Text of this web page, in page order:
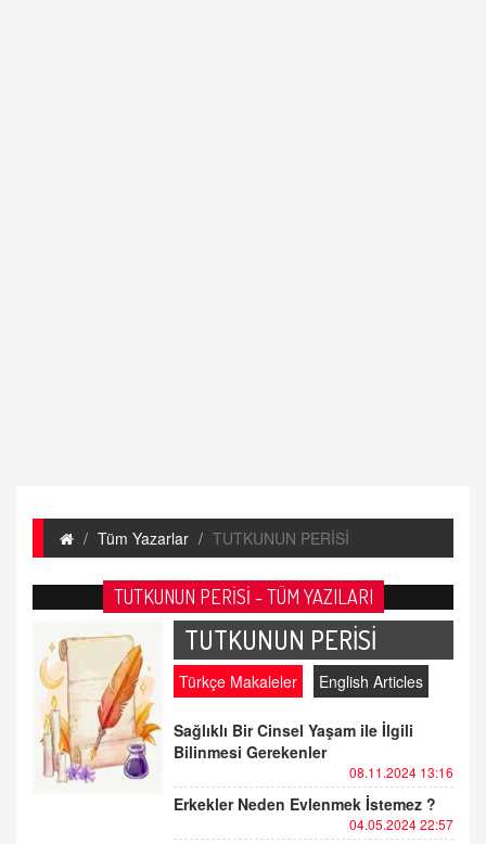
Tüm Yazarlar TUTKUNUN PERİSİ
TUTKUNUN PERİSİ - TÜM YAZILARI
TUTKUNUN PERİSİ
Türkçe Makaleler English Articles
Sağlıklı Bir Cinsel Yaşam ile İlgili
Bilinmesi Gerekenler
08.11.2024 13:16
Erkekler Neden Evlenmek İstemez ?
04.05.2024 22:57